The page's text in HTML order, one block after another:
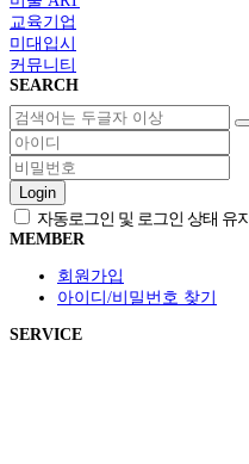
교육기업
미대입시
커뮤니티
SEARCH
Login
자동로그인 및 로그인 상태 유지
MEMBER
회원가입
아이디/비밀번호 찾기
SERVICE